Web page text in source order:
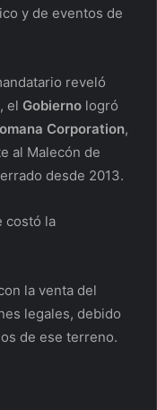
y de eventos de
reveló
el Gobierno logró
Corporation,
al Malecón de
desde 2013.
costó la
la venta del
legales, debido
de ese terreno.